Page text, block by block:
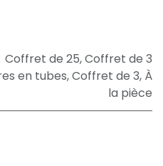
Coffret de 25,Coffret de 3
en tubes,Coffret de 3, À
la pièce